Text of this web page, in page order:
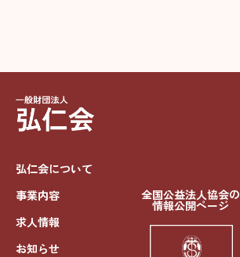
弘仁会について
事業内容
求人情報
全国公益法人協会の
情報公開ページ
お知らせ